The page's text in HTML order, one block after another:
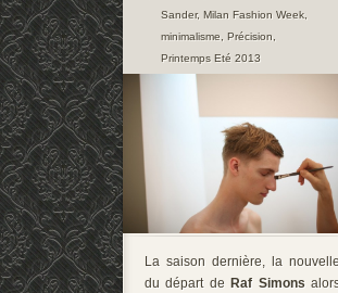
Sander, Milan Fashion Week
minimalisme
Précision
Printemps Eté 2013
La saison dernière, la nouvelle
du départ deRaf Simons